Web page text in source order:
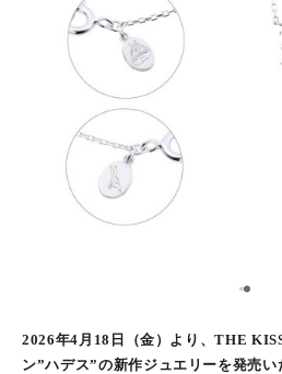
1
2026年4月18日（金）より、THE
ン”ハデス”の新作ジュエリーを発売い